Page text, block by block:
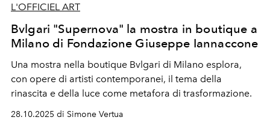
L'OFFICIEL ART
Bvlgari "Supernova" la mostra in boutique a
Milano di Fondazione Giuseppe Iannaccone
Una mostra nella boutique Bvlgari di Milano esplora,
con opere di artisti contemporanei, il tema della
rinascita e della luce come metafora di trasformazione.
28.10.2025 di Simone Vertua